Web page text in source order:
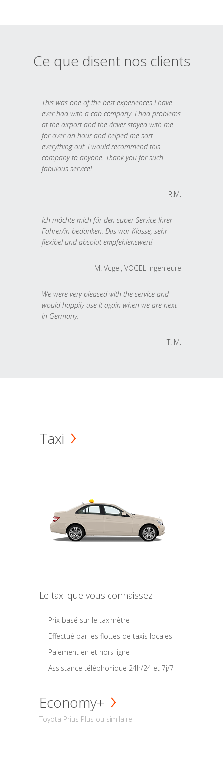
Ce que disent nos clients
This was one of the best experiences I have
ever had with a cab company. I had problems
at the airport and the driver stayed with me
for over an hour and helped me sort
everything out. I would recommend this
company to anyone. Thank you for such
fabulous service!
R.M.
Ich möchte mich für den super Service Ihrer
Fahrer/in bedanken. Das war Klasse, sehr
flexibel und absolut empfehlenswert!
M. Vogel, VOGEL Ingenieure
We were very pleased with the service and
would happily use it again when we are next
in Germany.
T. M.
Taxi
Le taxi que vous connaissez
Prix basé sur le taximètre
Effectué par les flottes de taxis locales
Paiement en et hors ligne
Assistance téléphonique 24h/24 et 7j/7
Economy+
Toyota Prius Plus ou similaire